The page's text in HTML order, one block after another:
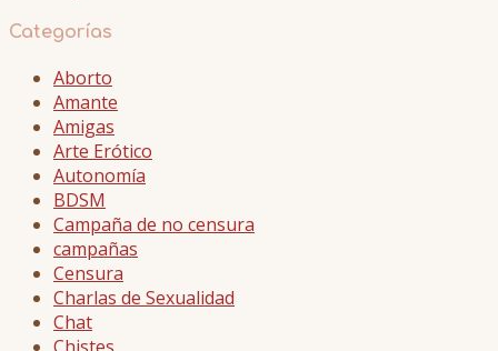
Categorías
Aborto
Amante
Amigas
Arte Erótico
Autonomía
BDSM
Campaña de no censura
campañas
Censura
Charlas de Sexualidad
Chat